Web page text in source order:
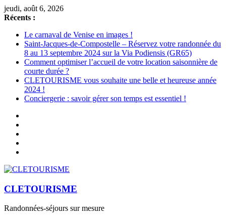
Passer
au
jeudi, août 6, 2026
Récents :
Le carnaval de Venise en images !
Saint-Jacques-de-Compostelle – Réservez votre randonnée du
8 au 13 septembre 2024 sur la Via Podiensis (GR65)
Comment optimiser l’accueil de votre location saisonnière de
courte durée ?
CLETOURISME vous souhaite une belle et heureuse année
2024 !
Conciergerie : savoir gérer son temps est essentiel !
CLETOURISME
Randonnées-séjours sur mesure